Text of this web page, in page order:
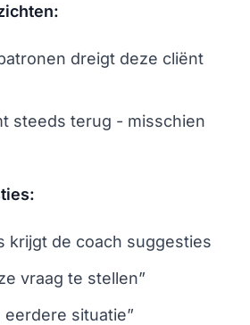
dreigt deze cliënt
steeds terug - misschien
krijgt de coach suggesties
vraag te stellen”
eerdere situatie”